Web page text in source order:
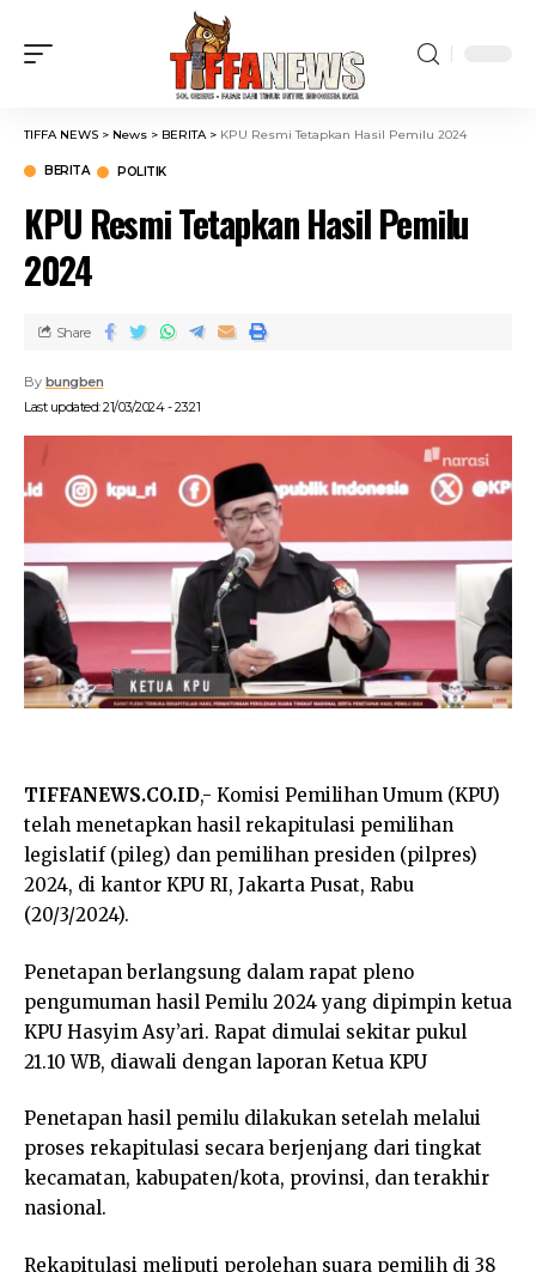
TIFFA NEWS > News > BERITA> KPU Resmi Tetapkan Hasil Pemilu 2024
BERITA POLITIK
KPU Resmi Tetapkan Hasil Pemilu
2024
Last updated: 21/03/2024 - 23:21
By bungben
Share
TIFFANEWS.CO.ID,- Komisi Pemilihan Umum (KPU)
telah menetapkan hasil rekapitulasi pemilihan
legislatif (pileg) dan pemilihan presiden (pilpres)
2024, di kantor KPU RI, Jakarta Pusat, Rabu
(20/3/2024).
Penetapan berlangsung dalam rapat pleno
pengumuman hasil Pemilu 2024 yang dipimpin ketua
KPU Hasyim Asy’ari. Rapat dimulai sekitar pukul
21.10 WB, diawali dengan laporan Ketua KPU
Penetapan hasil pemilu dilakukan setelah melalui
proses rekapitulasi secara berjenjang dari tingkat
kecamatan, kabupaten/kota, provinsi, dan terakhir
nasional.
Rekapitulasi meliputi perolehan suara pemilih di 38